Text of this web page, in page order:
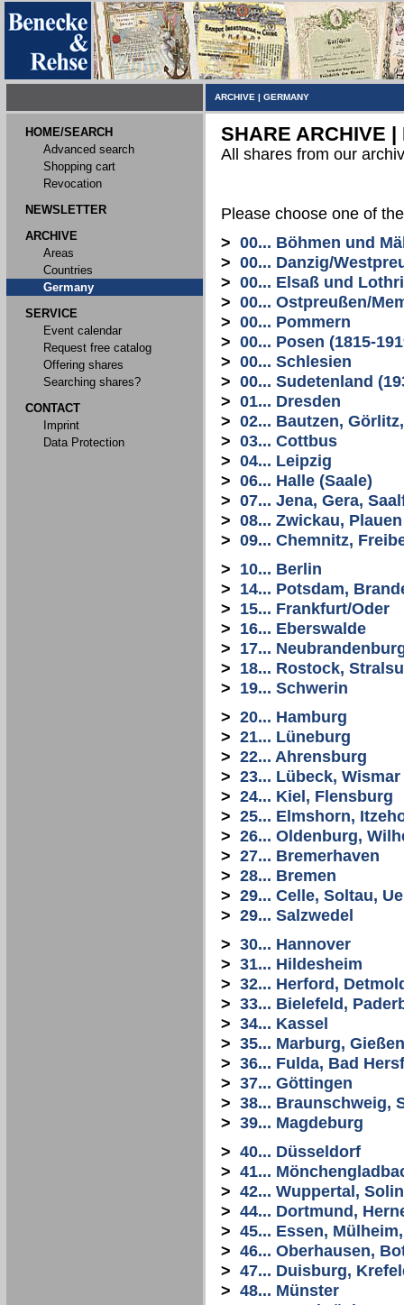
ARCHIVE | GERMANY
HOME/SEARCH
Advanced search
Shopping cart
Revocation
NEWSLETTER
ARCHIVE
Areas
Countries
Germany
SERVICE
Event calendar
Request free catalog
Offering shares
Searching shares?
CONTACT
Imprint
Data Protection
SHARE ARCHIVE |
All shares from our
Please choose one of
> 00... Böhmen und
> 00... Danzig/
> 00... Elsaß und
> 00... Ostpreußen/
> 00... Pommern
> 00... Posen (1815-
> 00... Schlesien
> 00... Sudetenland
> 01... Dresden
> 02... Bautzen,
> 03... Cottbus
> 04... Leipzig
> 06... Halle (Saale)
> 07... Jena, Gera,
> 08... Zwickau, Plauen
> 09... Chemnitz,
> 10... Berlin
> 14... Potsdam,
> 15... Frankfurt/Oder
> 16... Eberswalde
> 17...
> 18... Rostock,
> 19... Schwerin
> 20... Hamburg
> 21... Lüneburg
> 22... Ahrensburg
> 23... Lübeck, Wismar
> 24... Kiel, Flensburg
> 25... Elmshorn,
> 26... Oldenburg,
> 27... Bremerhaven
> 28... Bremen
> 29... Celle, Soltau,
> 29... Salzwedel
> 30... Hannover
> 31... Hildesheim
> 32... Herford,
> 33... Bielefeld,
> 34... Kassel
> 35... Marburg,
> 36... Fulda, Bad
> 37... Göttingen
> 38... Braunschweig,
> 39... Magdeburg
> 40... Düsseldorf
> 41...
> 42... Wuppertal,
> 44... Dortmund,
> 45... Essen,
> 46... Oberhausen,
> 47... Duisburg,
> 48... Münster